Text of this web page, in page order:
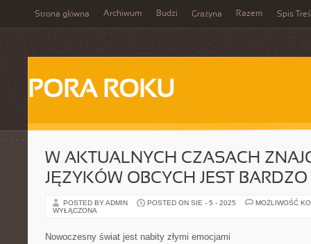
Strona główna Archiwum Budzi Grażyna Razem Spis
PORA ROKU
W AKTUALNYCH CZASACH
JĘZYKÓW OBCYCH JEST
POSTED BY ADMIN POSTED ON SIE - 5 - 2025
MOŻLIWOŚĆ
WYŁĄCZONA
Nowoczesny świat jest nabity złymi emocjami